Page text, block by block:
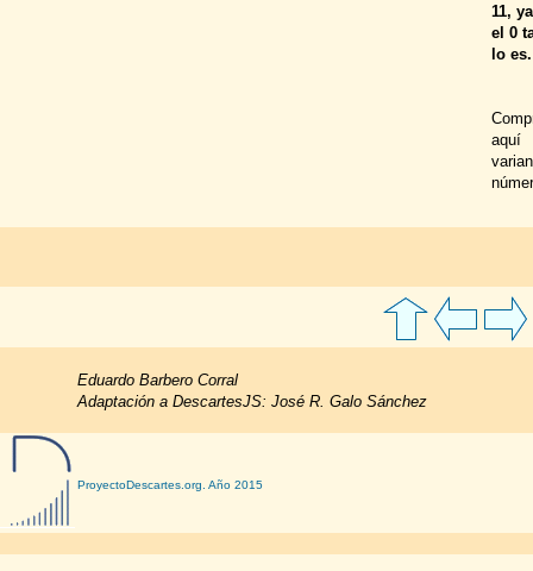
11,
el 0
lo es.
aquí
Eduardo Barbero Corral
Adaptación a DescartesJS: José R. Galo Sánchez
ProyectoDescartes.org. Año 2015